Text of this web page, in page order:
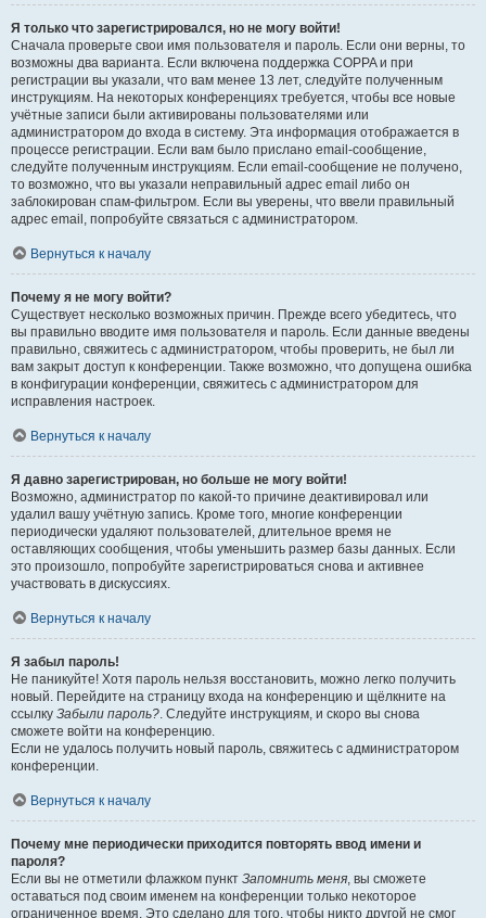
Я только что зарегистрировался, но не могу войти!
Сначала проверьте свои имя пользователя и пароль. Если они верны, то
возможны два варианта. Если включена поддержка COPPA и при
регистрации вы указали, что вам менее 13 лет, следуйте полученным
инструкциям. На некоторых конференциях требуется, чтобы все новые
учётные записи были активированы пользователями или
администратором до входа в систему. Эта информация отображается в
процессе регистрации. Если вам было прислано email-сообщение,
следуйте полученным инструкциям. Если email-сообщение не получено,
то возможно, что вы указали неправильный адрес email либо он
заблокирован спам-фильтром. Если вы уверены, что ввели правильный
адрес email, попробуйте связаться с администратором.
Вернуться к началу
Почему я не могу войти?
Существует несколько возможных причин. Прежде всего убедитесь, что
вы правильно вводите имя пользователя и пароль. Если данные введены
правильно, свяжитесь с администратором, чтобы проверить, не был ли
вам закрыт доступ к конференции. Также возможно, что допущена ошибка
в конфигурации конференции, свяжитесь с администратором для
исправления настроек.
Вернуться к началу
Я давно зарегистрирован, но больше не могу войти!
Возможно, администратор по какой-то причине деактивировал или
удалил вашу учётную запись. Кроме того, многие конференции
периодически удаляют пользователей, длительное время не
оставляющих сообщения, чтобы уменьшить размер базы данных. Если
это произошло, попробуйте зарегистрироваться снова и активнее
участвовать в дискуссиях.
Вернуться к началу
Я забыл пароль!
Не паникуйте! Хотя пароль нельзя восстановить, можно легко получить
новый. Перейдите на страницу входа на конференцию и щёлкните на
ссылку Забыли пароль?. Следуйте инструкциям, и скоро вы снова
сможете войти на конференцию.
Если не удалось получить новый пароль, свяжитесь с администратором
конференции.
Вернуться к началу
Почему мне периодически приходится повторять ввод имени и
пароля?
Если вы не отметили флажком пункт Запомнить меня, вы сможете
оставаться под своим именем на конференции только некоторое
ограниченное время. Это сделано для того, чтобы никто другой не смог